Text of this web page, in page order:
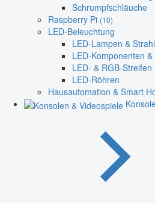
Schrumpfschläuche
Raspberry Pi (10)
LED-Beleuchtung
LED-Lampen &
LED-Komponenten
LED- & RGB-Streifen
LED-Röhren
Hausautomation & Smart